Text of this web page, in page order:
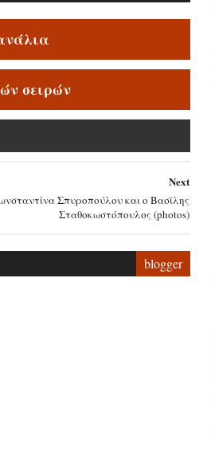
σειρών
Next
Σπυροπούλου και ο Βασίλης
Σταθοκωστόπουλος (photos)
blogger